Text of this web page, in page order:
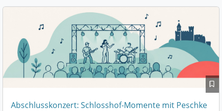
Abschlusskonzert: Schlosshof-Momente mit Peschke